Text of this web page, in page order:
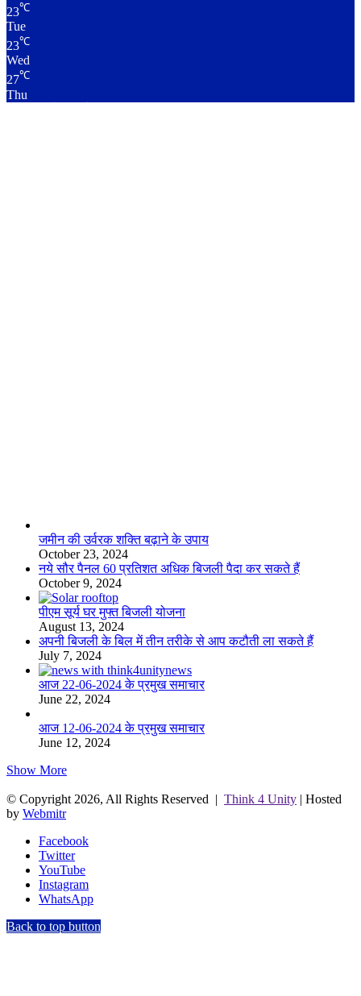
23℃
Tue
23℃
Wed
27℃
Thu
जमीन की उर्वरक शक्ति बढ़ाने के उपाय
October 23, 2024
नये सौर पैनल 60 प्रतिशत अधिक बिजली पैदा कर सकते हैं
October 9, 2024
पीएम सूर्य घर मुफ्त बिजली योजना
August 13, 2024
अपनी बिजली के बिल में तीन तरीके से आप कटौती ला सकते हैं
July 7, 2024
आज 22-06-2024 के प्रमुख समाचार
June 22, 2024
आज 12-06-2024 के प्रमुख समाचार
June 12, 2024
Show More
© Copyright 2026, All Rights Reserved | Think 4 Unity | Hosted
by Webmitr
Facebook
Twitter
YouTube
Instagram
WhatsApp
Back to top button